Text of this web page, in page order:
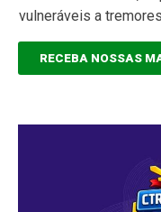
vulneráveis a
RECEBA NOSSAS